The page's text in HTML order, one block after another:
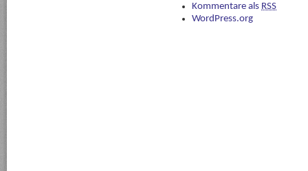
Kommentare als RSS
WordPress.org